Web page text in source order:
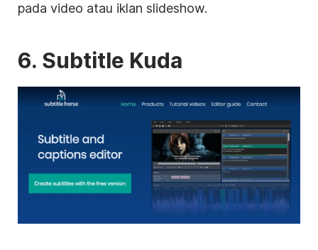
pada video atau iklan slideshow.
6. Subtitle Kuda